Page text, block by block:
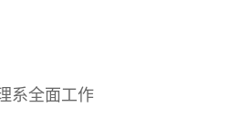
系全面工作